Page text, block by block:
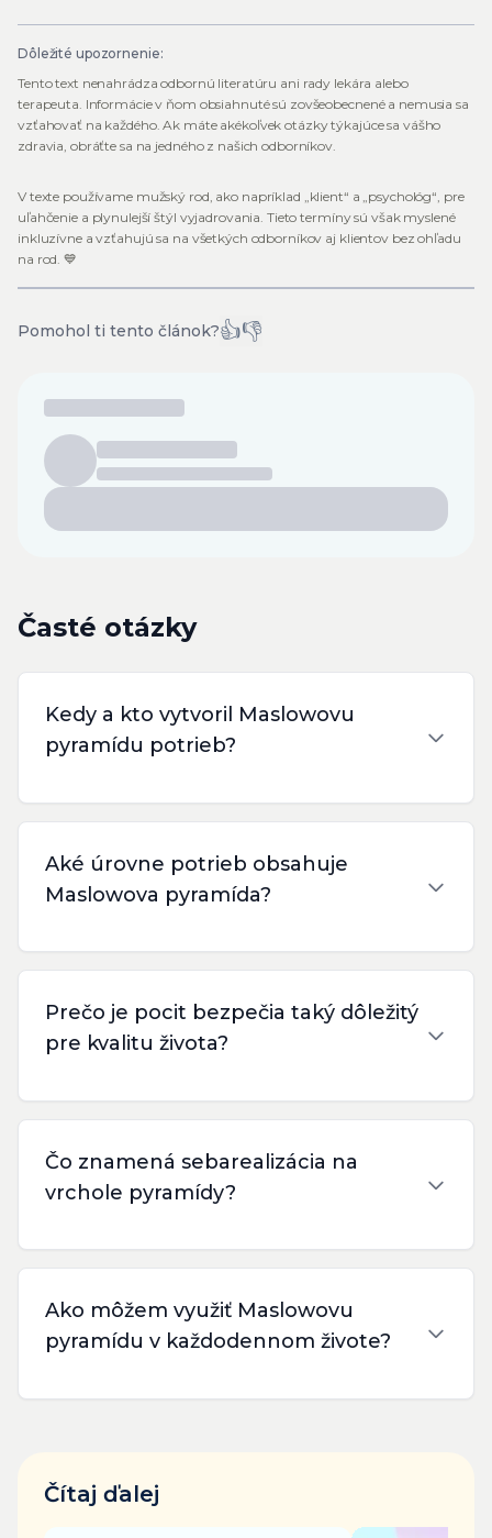
Dôležité upozornenie:
Tento text nenahrádza odbornú literatúru ani rady lekára alebo
terapeuta. Informácie v ňom obsiahnuté sú zovšeobecnené a nemusia sa
vzťahovať na každého. Ak máte akékoľvek otázky týkajúce sa vášho
zdravia, obráťte sa na jedného z našich odborníkov.
V texte používame mužský rod, ako napríklad „klient“ a „psychológ“, pre
uľahčenie a plynulejší štýl vyjadrovania. Tieto termíny sú však myslené
inkluzívne a vzťahujú sa na všetkých odborníkov aj klientov bez ohľadu
na rod. 💙
Pomohol ti tento článok?👍👎
Časté otázky
Kedy a kto vytvoril Maslowovu
pyramídu potrieb?
Aké úrovne potrieb obsahuje
Maslowova pyramída?
Prečo je pocit bezpečia taký dôležitý
pre kvalitu života?
Čo znamená sebarealizácia na
vrchole pyramídy?
Ako môžem využiť Maslowovu
pyramídu v každodennom živote?
Čítaj ďalej